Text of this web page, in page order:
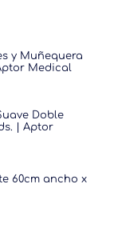
y Muñequera
Medical
Doble
| Aptor
60cm ancho x